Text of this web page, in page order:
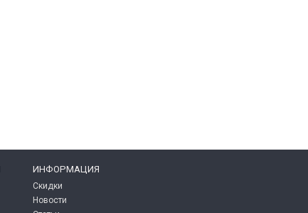
ИНФОРМАЦИЯ
Скидки
Новости